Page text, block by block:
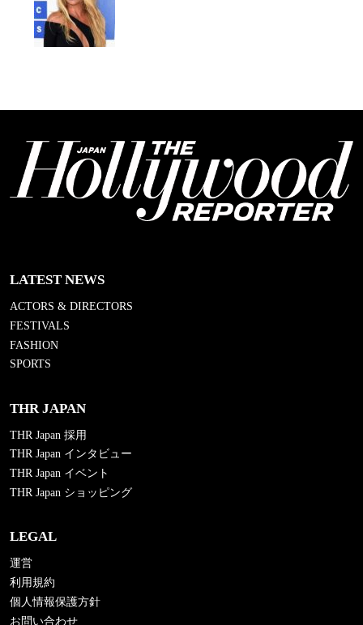
LATEST NEWS
ACTORS & DIRECTORS
FESTIVALS
FASHION
SPORTS
THR JAPAN
THR Japan 採用
THR Japan インタビュー
THR Japan イベント
THR Japan ショッピング
LEGAL
運営
利用規約
個人情報保護方針
お問い合わせ